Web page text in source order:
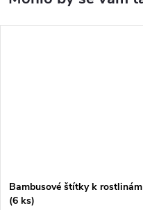
Bambusové štítky k rostlinám
(6 ks)